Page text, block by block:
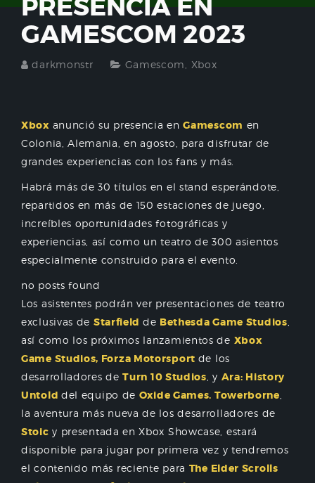
PRESENCIA EN
GAMESCOM 2023
darkmonstr Gamescom Xbox
Xbox anunció su presencia enGamescom en
Colonia, Alemania, en agosto, para disfrutar de
grandes experiencias con los fans y más.
Habrá más de 30 títulos en el stand esperándote,
repartidos en más de 150 estaciones de juego,
increíbles oportunidades fotográficas y
experiencias, así como un teatro de 300 asientos
especialmente construido para el evento.
no posts found
Los asistentes podrán ver presentaciones de teatro
exclusivas de Starfield de Bethesda Game Studios
así como los próximos lanzamientos de Xbox
Game Studios, Forza Motorsport de los
desarrolladores deTurn 10 Studios , y Ara: History
Untold del equipo de Oxide Games. Towerborne
la aventura más nueva de los desarrolladores de
Stoic y presentada en Xbox Showcase, estará
disponible para jugar por primera vez y tendremos
el contenido más reciente para The Elder Scrolls